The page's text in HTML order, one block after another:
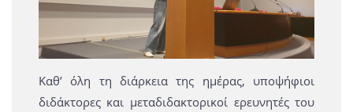
Καθ’ όλη τη διάρκεια της ημέρας, υποψήφιοι
διδάκτορες και μεταδιδακτορικοί ερευνητές του